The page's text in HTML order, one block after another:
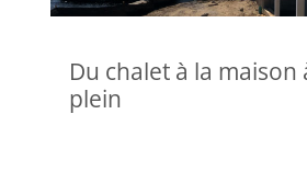
Du chalet à la maison
plein